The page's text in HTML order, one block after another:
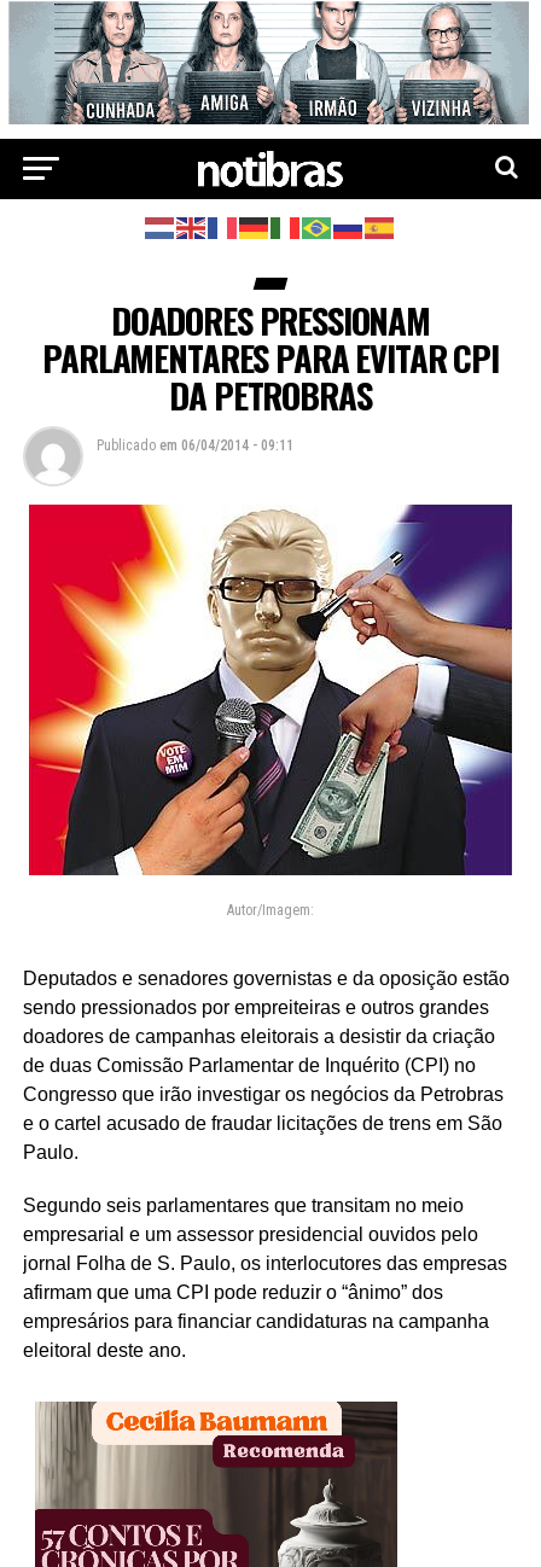
DOADORES PRESSIONAM
PARLAMENTARES PARA EVITAR CPI
DA PETROBRAS
Publicado em 06/04/2014 - 09:11
Autor/Imagem:
Deputados e senadores governistas e da oposição estão
sendo pressionados por empreiteiras e outros grandes
doadores de campanhas eleitorais a desistir da criação
de duas Comissão Parlamentar de Inquérito (CPI) no
Congresso que irão investigar os negócios da Petrobras
e o cartel acusado de fraudar licitações de trens em São
Paulo.
Segundo seis parlamentares que transitam no meio
empresarial e um assessor presidencial ouvidos pelo
jornal Folha de S. Paulo, os interlocutores das empresas
afirmam que uma CPI pode reduzir o “ânimo” dos
empresários para financiar candidaturas na campanha
eleitoral deste ano.